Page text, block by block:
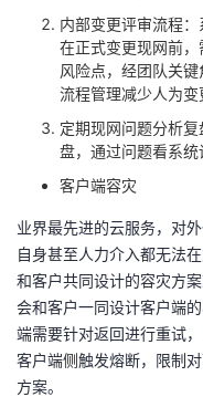
内部变更评审流程：
在正式变更现网前
风险点，经团队关
流程管理减少人为变
定期现网问题分析
盘，通过问题看系统
客户端容灾
业界最先进的云服务，对
自身甚至人力介入都无法
和客户共同设计的容灾方
会和客户一同设计客户端
端需要针对返回进行重试
客户端侧触发熔断，限制
方案。